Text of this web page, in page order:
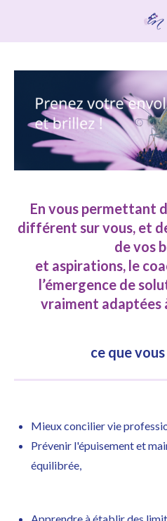
En vous permettant
différent sur vous, et
de vos
et aspirations, le
l’émergence de
vraiment
ce que
Mieux concilier vie
Prévenir l'épuisement et
équilibrée,